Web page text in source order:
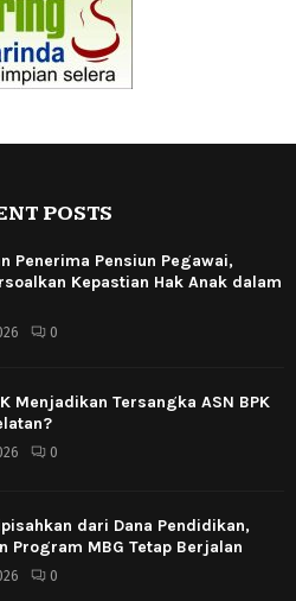
POSTS
Penerima Pensiun Pegawai,
Kepastian Hak Anak dalam
0
Menjadikan Tersangka ASN BPK
0
dari Dana Pendidikan,
Program MBG Tetap Berjalan
0